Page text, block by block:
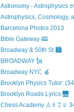
Astronomy -
Astrophysics, Cosmology,
Barcelona Photos 2013
Bible Gateway 🕮
Broadway & 50th St 🏙️
BROADWAY 🗽
Broadway NYC 🍎
Brooklyn Physics Tutor:
Brooklyn Roads Lyrics 🌉
Chess Academy ♙♗♖♕